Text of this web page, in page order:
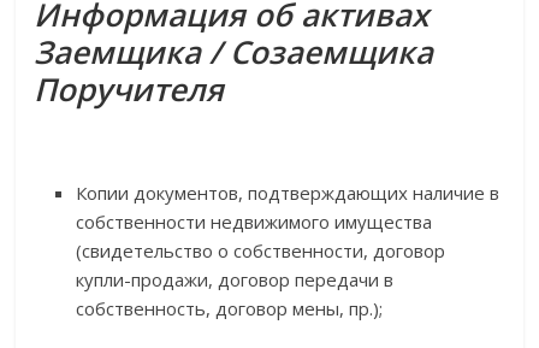
Информация об активах
Заемщика / Созаемщика
Поручителя
Копии документов, подтверждающих наличие в
собственности недвижимого имущества
(свидетельство о собственности, договор
купли-продажи, договор передачи в
собственность, договор мены, пр.);